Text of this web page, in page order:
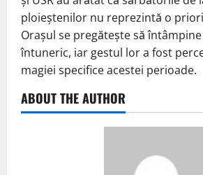
ploieștenilor nu reprezintă o
Orașul se pregătește să
întuneric, iar gestul lor a fost
magiei specifice acestei perioade.
ABOUT THE AUTHOR